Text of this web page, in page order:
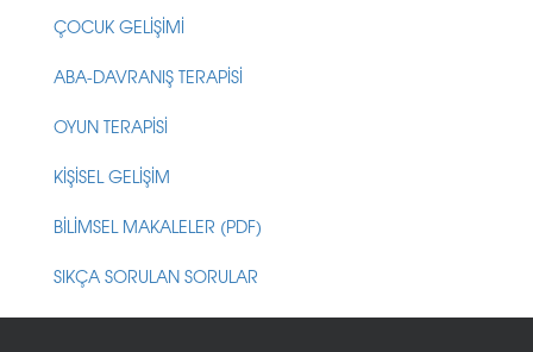
ÇOCUK GELİŞİMİ
ABA-DAVRANIŞ TERAPİSİ
OYUN TERAPİSİ
KİŞİSEL GELİŞİM
BİLİMSEL MAKALELER (PDF)
SIKÇA SORULAN SORULAR